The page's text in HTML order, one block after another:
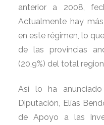
LA
DEL
anterior a 2008,
Actualmente hay
en este régimen, lo
de las provincias
(20,9%) del total
Así lo ha
Diputación, Elías
de Apoyo a las